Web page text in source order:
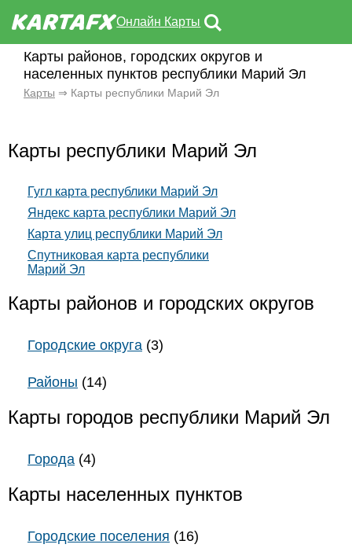
Онлайн Карты
Карты районов, городских округов и
населенных пунктов республики Марий Эл
Карты ⇒ Карты республики Марий Эл
Карты республики Марий Эл
Гугл карта республики Марий Эл
Яндекс карта республики Марий Эл
Карта улиц республики Марий Эл
Спутниковая карта республики
Марий Эл
Карты районов и городских округов
Городские округа (3)
Районы (14)
Карты городов республики Марий Эл
Города (4)
Карты населенных пунктов
Городские поселения (16)